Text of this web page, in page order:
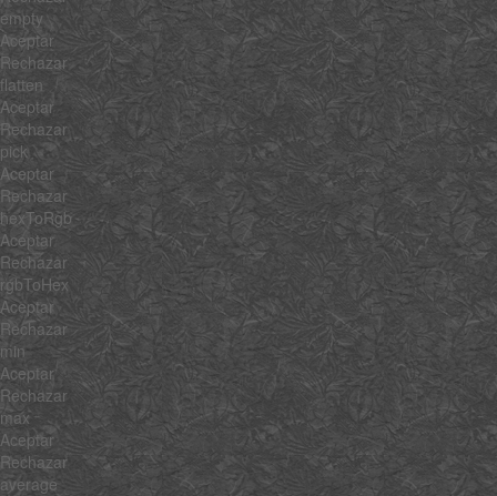
empty
Aceptar
Rechazar
flatten
Aceptar
Rechazar
pick
Aceptar
Rechazar
hexToRgb
Aceptar
Rechazar
rgbToHex
Aceptar
Rechazar
min
Aceptar
Rechazar
max
Aceptar
Rechazar
average